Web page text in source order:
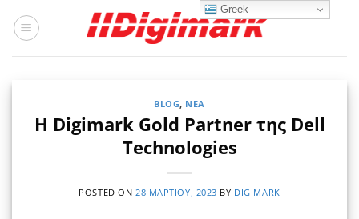
στο
BLOG, ΝΈΑ
H Digimark Gold Partner της Dell
Technologies
POSTED ON 28 ΜΑΡΤΊΟΥ, 2023 BY DIGIMARK
Greek